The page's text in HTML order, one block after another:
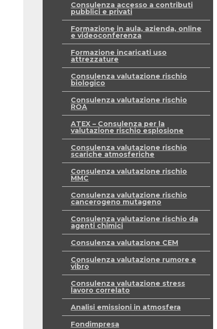
Consulenza accesso a contributi
pubblici e privati
Formazione in aula, azienda, online
e videoconferenza
Formazione incaricati uso
attrezzature
Consulenza valutazione rischio
biologico
Consulenza valutazione rischio
ROA
ATEX – Consulenza per la
valutazione rischio esplosione
Consulenza valutazione rischio
scariche atmosferiche
Consulenza valutazione rischio
MMC
Consulenza valutazione rischio
cancerogeno mutageno
Consulenza valutazione rischio da
agenti chimici
Consulenza valutazione CEM
Consulenza valutazione rumore e
vibro
Consulenza valutazione stress
lavoro correlato
Analisi emissioni in atmosfera
Fondimpresa